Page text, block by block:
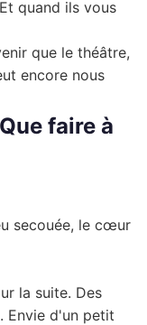
quand ils vous
que le théâtre,
encore nous
faire à
secouée, le cœur
la suite. Des
Envie d'un petit